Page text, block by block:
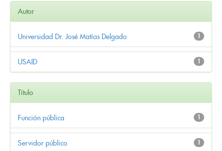
Autor
1
Universidad Dr. José Matías Delgado
1
USAID
Título
1
Función pública
1
Servidor público